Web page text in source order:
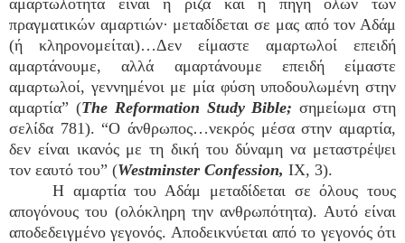
αμαρτωλότητα είναι η ρίζα και η πηγή όλων των
πραγματικών αμαρτιών· μεταδίδεται σε μας από τον Αδάμ
(ή κληρονομείται)…Δεν είμαστε αμαρτωλοί επειδή
αμαρτάνουμε, αλλά αμαρτάνουμε επειδή είμαστε
αμαρτωλοί, γεννημένοι με μία φύση υποδουλωμένη στην
αμαρτία” (The Reformation Study Bible; σημείωμα στη
σελίδα 781). “Ο άνθρωπος…νεκρός μέσα στην αμαρτία,
δεν είναι ικανός με τη δική του δύναμη να μεταστρέψει
τον εαυτό του” (Westminster Confession, IX, 3).
Η αμαρτία του Αδάμ μεταδίδεται σε όλους τους
απογόνους του (ολόκληρη την ανθρωπότητα). Αυτό είναι
αποδεδειγμένο γεγονός. Αποδεικνύεται από το γεγονός ότι